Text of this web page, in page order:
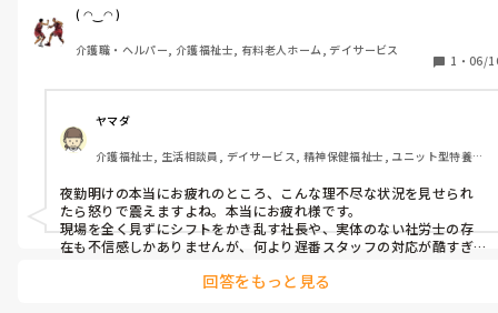
ってなっちゃいそうですよ。利用者無視したり「どうせ忘れるから
適当でいいや」って「ウチに帰れるわけねーよ、バーカ」とか言っ
ここで登場する謎めいた社労士ᕦ(ò_óˇ)ᕤ
労務管理をしているのかどうか誰も分からない⁇
会ったこと無いし何処に居るのかも不明m(._.)m
謎めいた社労士の指導⁈によると勤務の時間帯によって求人が左
右されるらしいᕦ(ò_óˇ)ᕤ
お花畑管理者に労務管理指導してないから毎回毎回とんでもなく
過酷なシフトを作り、スタッフは皆んな疲弊してやさぐれて無関
心になる。利用者を平気で放置する事態になるんですけど、一度
きちんと指導して下さいと
社長には直談判したけど無視されましたᕦ(ò_óˇ)ᕤ
都合悪かったのか？それともご自身も労務管理の知識不足なのを
知られたく無いのか？
が帰宅直後から不穏だったらしいけど、
( ◠‿◠ )
介護職・ヘルパー, 介護福祉士, 有料老人ホーム, デイサービス
1 ・ 06/
ヤマダ
介護福祉士, 生活相談員, デイサービス, 精神保健福祉士, ユニット型特養,
​夜勤明けの本当にお疲れのところ、こんな理不尽な状況を見せられ
たら怒りで震えますよね。本当にお疲れ様です。
​現場を全く見ずにシフトをかき乱す社長や、実体のない社労士の存
在も不信感しかありませんが、何より遅番スタッフの対応が酷すぎ
さないのは信じられません。 回答をもっと見る